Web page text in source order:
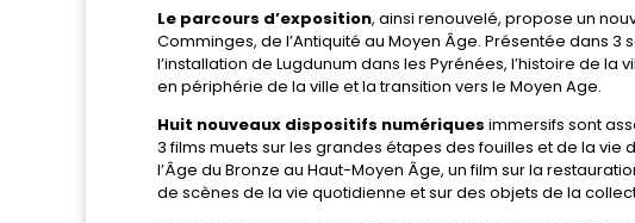
Le parcours d’exposition, ainsi renouvelé, propose un
Comminges, de l’Antiquité au Moyen Âge. Présentée dans
l’installation de Lugdunum dans les Pyrénées, l’histoire de
en périphérie de la ville et la transition vers le Moyen Age.
Huit nouveaux dispositifs numériques immersifs sont
3 films muets sur les grandes étapes des fouilles et de la
l’Âge du Bronze au Haut-Moyen Âge, un film sur la
de scènes de la vie quotidienne et sur des objets de la